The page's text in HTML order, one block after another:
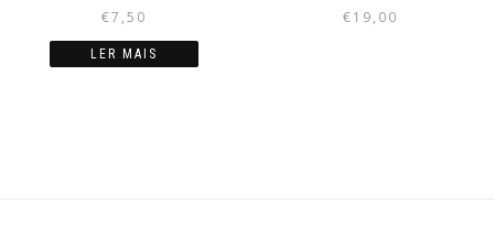
€7,50
LER MAIS
€19,00